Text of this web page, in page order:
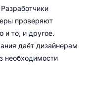
Разработчики
проверяют
и то, и другое.
даёт дизайнерам
необходимости